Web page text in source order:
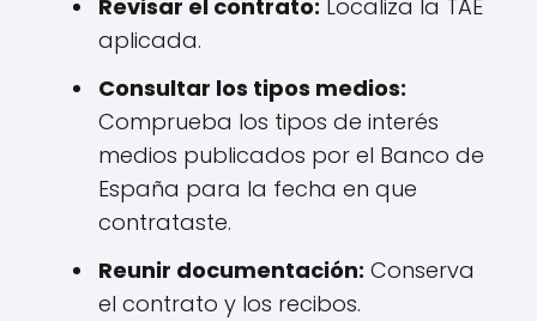
Revisar el contrato: Localiza la TAE
aplicada.
Consultar los tipos medios:
Comprueba los tipos de interés
medios publicados por el Banco de
España para la fecha en que
contrataste.
Reunir documentación: Conserva
el contrato y los recibos.